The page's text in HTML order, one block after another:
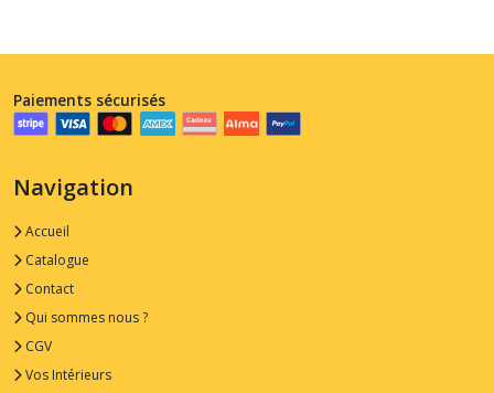
Paiements sécurisés
Navigation
Accueil
Catalogue
Contact
Qui sommes nous ?
CGV
Vos Intérieurs